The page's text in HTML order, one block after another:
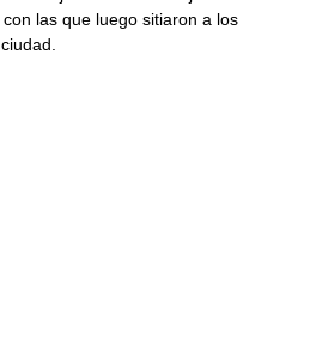
las que luego sitiaron a los